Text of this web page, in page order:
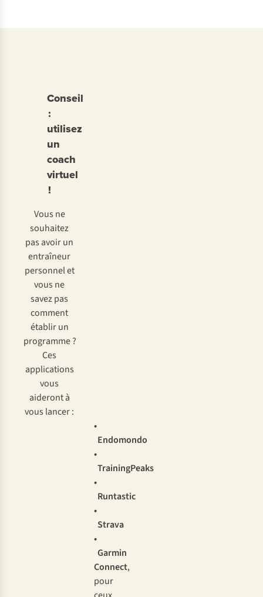
Conseil
:
utilisez
un
coach
virtuel
!
Vous ne
souhaitez
pas avoir un
entraîneur
personnel et
vous ne
savez pas
comment
établir un
programme ?
Ces
applications
vous
aideront à
vous lancer :
•
Endomondo
•
TrainingPeaks
•
Runtastic
•
Strava
•
Garmin
Connect,
pour